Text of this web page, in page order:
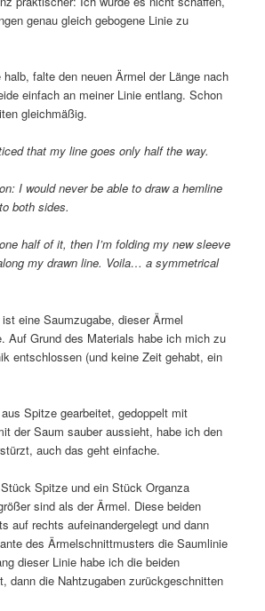
genau gleich gebogene Linie zu
falte den neuen Ärmel der Länge nach
einfach an meiner Linie entlang. Schon
gleichmäßig.
that my line goes only half the way.
I would never be able to draw a hemline
both sides.
half of it, then I’m folding my new sleeve
my drawn line. Voila… a symmetrical
eine Saumzugabe, dieser Ärmel
Auf Grund des Materials habe ich mich zu
entschlossen (und keine Zeit gehabt, ein
Spitze gearbeitet, gedoppelt mit
der Saum sauber aussieht, habe ich den
auch das geht einfache.
Spitze und ein Stück Organza
sind als der Ärmel. Diese beiden
auf rechts aufeinandergelegt und dann
des Ärmelschnittmusters die Saumlinie
dieser Linie habe ich die beiden
dann die Nahtzugaben zurückgeschnitten